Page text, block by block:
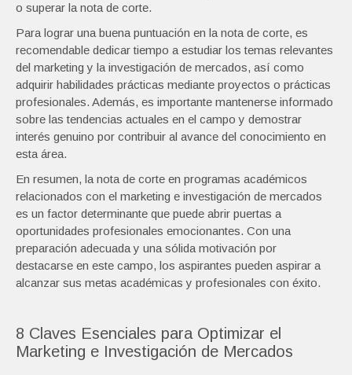
o superar la nota de corte.
Para lograr una buena puntuación en la nota de corte, es
recomendable dedicar tiempo a estudiar los temas relevantes
del marketing y la investigación de mercados, así como
adquirir habilidades prácticas mediante proyectos o prácticas
profesionales. Además, es importante mantenerse informado
sobre las tendencias actuales en el campo y demostrar
interés genuino por contribuir al avance del conocimiento en
esta área.
En resumen, la nota de corte en programas académicos
relacionados con el marketing e investigación de mercados
es un factor determinante que puede abrir puertas a
oportunidades profesionales emocionantes. Con una
preparación adecuada y una sólida motivación por
destacarse en este campo, los aspirantes pueden aspirar a
alcanzar sus metas académicas y profesionales con éxito.
8 Claves Esenciales para Optimizar el
Marketing e Investigación de Mercados